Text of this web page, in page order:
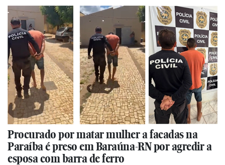
Procurado por matar mulher a facadas na
Paraíba é preso em Baraúna-RN por agredir a
esposa com barra de ferro